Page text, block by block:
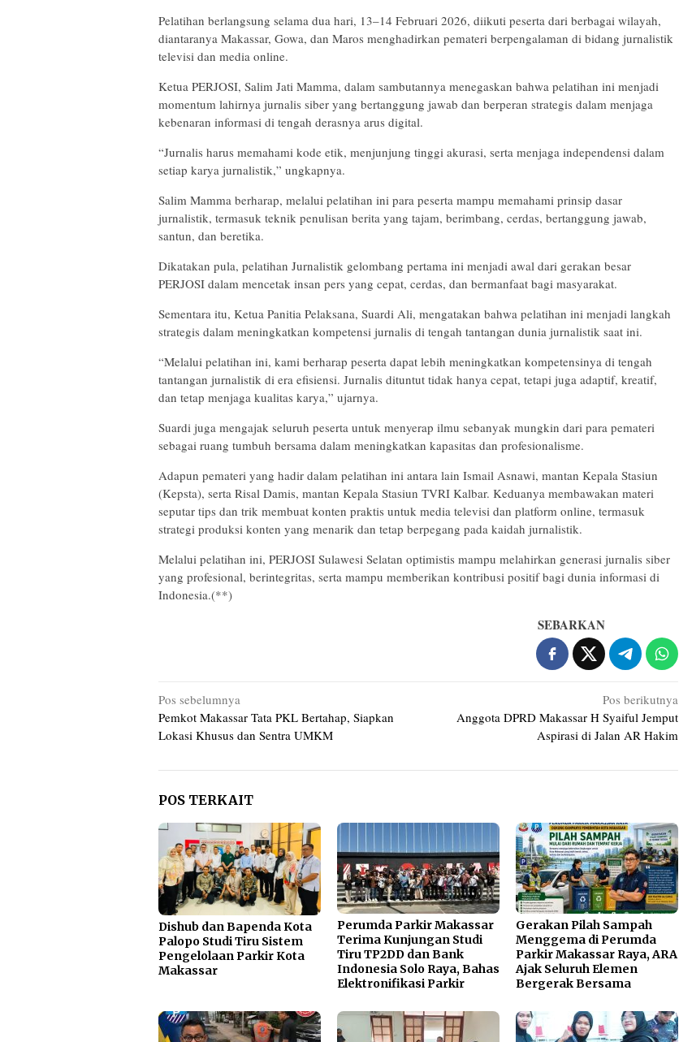
Pelatihan berlangsung selama dua hari, 13–14 Februari 2026, diikuti peserta dari berbagai wilayah,
diantaranya Makassar, Gowa, dan Maros menghadirkan pemateri berpengalaman di bidang jurnalistik
televisi dan media online.
Ketua PERJOSI, Salim Jati Mamma, dalam sambutannya menegaskan bahwa pelatihan ini menjadi
momentum lahirnya jurnalis siber yang bertanggung jawab dan berperan strategis dalam menjaga
kebenaran informasi di tengah derasnya arus digital.
“Jurnalis harus memahami kode etik, menjunjung tinggi akurasi, serta menjaga independensi dalam
setiap karya jurnalistik,” ungkapnya.
Salim Mamma berharap, melalui pelatihan ini para peserta mampu memahami prinsip dasar
jurnalistik, termasuk teknik penulisan berita yang tajam, berimbang, cerdas, bertanggung jawab,
santun, dan beretika.
Dikatakan pula, pelatihan Jurnalistik gelombang pertama ini menjadi awal dari gerakan besar
PERJOSI dalam mencetak insan pers yang cepat, cerdas, dan bermanfaat bagi masyarakat.
Sementara itu, Ketua Panitia Pelaksana, Suardi Ali, mengatakan bahwa pelatihan ini menjadi langkah
strategis dalam meningkatkan kompetensi jurnalis di tengah tantangan dunia jurnalistik saat ini.
“Melalui pelatihan ini, kami berharap peserta dapat lebih meningkatkan kompetensinya di tengah
tantangan jurnalistik di era efisiensi. Jurnalis dituntut tidak hanya cepat, tetapi juga adaptif, kreatif,
dan tetap menjaga kualitas karya,” ujarnya.
Suardi juga mengajak seluruh peserta untuk menyerap ilmu sebanyak mungkin dari para pemateri
sebagai ruang tumbuh bersama dalam meningkatkan kapasitas dan profesionalisme.
Adapun pemateri yang hadir dalam pelatihan ini antara lain Ismail Asnawi, mantan Kepala Stasiun
(Kepsta), serta Risal Damis, mantan Kepala Stasiun TVRI Kalbar. Keduanya membawakan materi
seputar tips dan trik membuat konten praktis untuk media televisi dan platform online, termasuk
strategi produksi konten yang menarik dan tetap berpegang pada kaidah jurnalistik.
Melalui pelatihan ini, PERJOSI Sulawesi Selatan optimistis mampu melahirkan generasi jurnalis siber
yang profesional, berintegritas, serta mampu memberikan kontribusi positif bagi dunia informasi di
Indonesia.(**)
SEBARKAN
Navigasi
pos
Pos sebelumnya
Pemkot Makassar Tata PKL Bertahap, Siapkan
Lokasi Khusus dan Sentra UMKM
Pos berikutnya
Anggota DPRD Makassar H Syaiful Jemput
Aspirasi di Jalan AR Hakim
POS TERKAIT
Dishub dan Bapenda Kota
Palopo Studi Tiru Sistem
Pengelolaan Parkir Kota
Makassar
Perumda Parkir Makassar
Terima Kunjungan Studi
Tiru TP2DD dan Bank
Indonesia Solo Raya, Bahas
Elektronifikasi Parkir
Gerakan Pilah Sampah
Menggema di Perumda
Parkir Makassar Raya, ARA
Ajak Seluruh Elemen
Bergerak Bersama